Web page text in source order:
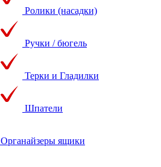
Ролики (насадки)
Ручки / бюгель
Терки и Гладилки
Шпатели
Органайзеры ящики